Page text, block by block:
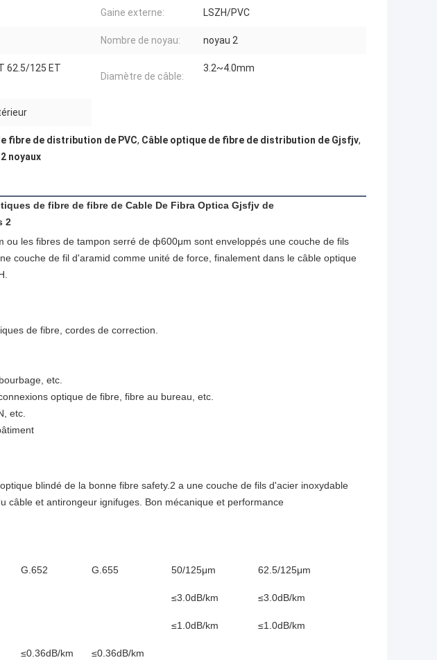
Gaine externe: LSZH/PVC
Nombre de noyau: noyau 2
62.5/125 ET
Diamètre de câble:
3.2~4.0mm
fibre de distribution de PVC, Câble optique de fibre de distribution de Gjsfjv,
noyaux
de fibre de fibre de Cable De Fibra Optica Gjsfjv de
2
ou les fibres de tampon serré de ф600μm sont enveloppés une couche de fils
couche de fil d'aramid comme unité de force, finalement dans le câble optique
de fibre, cordes de correction.
etc.
optique de fibre, fibre au bureau, etc.
etc.
blindé de la bonne fibre safety.2 a une couche de fils d'acier inoxydable
câble et antirongeur ignifuges. Bon mécanique et performance
G.652 G.655 50/125μm 62.5/125μm
≤3.0dB/km ≤3.0dB/km
≤1.0dB/km ≤1.0dB/km
≤0.36dB/km ≤0.36dB/km